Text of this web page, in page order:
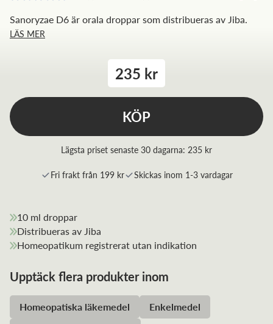
Sanoryzae D6 är orala droppar som distribueras av Jiba.
LÄS MER
235 kr
KÖP
Lägsta priset senaste 30 dagarna: 235 kr
Fri frakt från 199 kr Skickas inom 1-3 vardagar
10 ml droppar
Distribueras av Jiba
Homeopatikum registrerat utan indikation
Upptäck flera produkter inom
Homeopatiska läkemedel
Enkelmedel